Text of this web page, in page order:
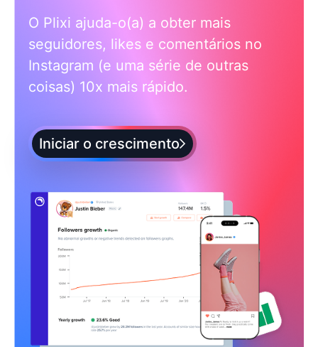
O Plixi ajuda-o(a) a obter mais
seguidores, likes e comentários no
Instagram (e uma série de outras
coisas) 10x mais rápido.
Iniciar o crescimento